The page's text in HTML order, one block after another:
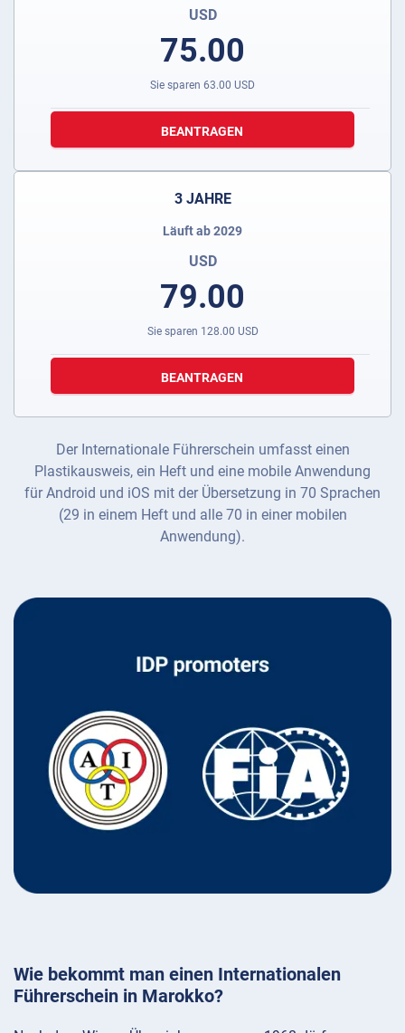
USD
75.00
Sie sparen 63.00 USD
BEANTRAGEN
3 JAHRE
Läuft ab 2029
USD
79.00
Sie sparen 128.00 USD
BEANTRAGEN
Der Internationale Führerschein umfasst einen
Plastikausweis, ein Heft und eine mobile Anwendung
für Android und iOS mit der Übersetzung in 70 Sprachen
(29 in einem Heft und alle 70 in einer mobilen
Anwendung).
Wie bekommt man einen Internationalen
Führerschein in Marokko?